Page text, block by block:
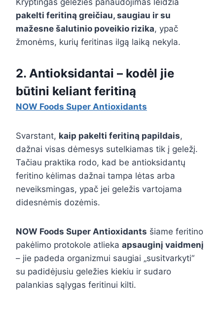
Kryptingas geležies panaudojimas leidžia
pakelti feritiną greičiau, saugiau ir su
mažesne šalutinio poveikio rizika, ypač
žmonėms, kurių feritinas ilgą laiką nekyla.
2. Antioksidantai – kodėl jie
būtini keliant feritiną
NOW Foods Super Antioxidants
Svarstant, kaip pakelti feritiną papildais,
dažnai visas dėmesys sutelkiamas tik į geležį.
Tačiau praktika rodo, kad be antioksidantų
feritino kėlimas dažnai tampa lėtas arba
neveiksmingas, ypač jei geležis vartojama
didesnėmis dozėmis.
NOW Foods Super Antioxidants šiame feritino
pakėlimo protokole atlieka apsauginį vaidmenį
– jie padeda organizmui saugiai „susitvarkyti“
su padidėjusiu geležies kiekiu ir sudaro
palankias sąlygas feritinui kilti.